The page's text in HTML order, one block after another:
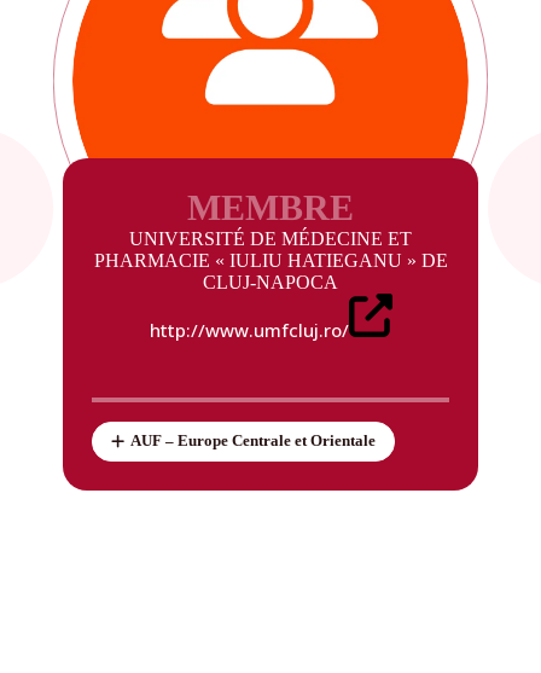
MEMBRE
UNIVERSITÉ DE MÉDECINE ET
PHARMACIE « IULIU HATIEGANU » DE
CLUJ-NAPOCA
http://www.umfcluj.ro/
AUF – Europe Centrale et Orientale